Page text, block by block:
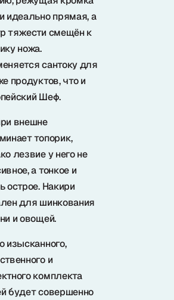
идеально прямая, а
тяжести смещён к
ножа.
сантоку для
продуктов, что и
Шеф.
внешне
топорик,
лезвие у него не
а тонкое и
острое. Накири
для шинкования
и овощей.
изысканного,
и
комплекта
будет совершенно